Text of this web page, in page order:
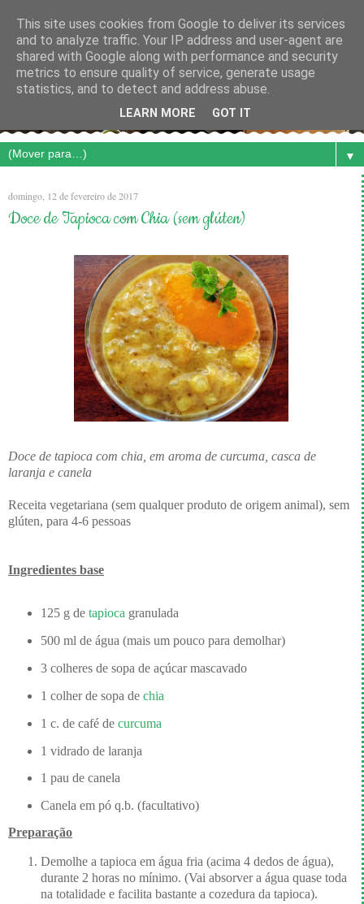
▼
domingo, 12 de fevereiro de 2017
Doce de Tapioca com Chia (sem glúten)
Doce de tapioca com chia, em aroma de curcuma, casca de
laranja e canela
Receita vegetariana (sem qualquer produto de origem animal), sem
glúten, para 4-6 pessoas
Ingredientes base
125 g de tapioca granulada
500 ml de água (mais um pouco para demolhar)
3 colheres de sopa de açúcar mascavado
1 colher de sopa de chia
1 c. de café de curcuma
1 vidrado de laranja
1 pau de canela
Canela em pó q.b. (facultativo)
Preparação
Demolhe a tapioca em água fria (acima 4 dedos de água),
durante 2 horas no mínimo. (Vai absorver a água quase toda
na totalidade e facilita bastante a cozedura da tapioca).
This site uses cookies from Google to deliver its services
and to analyze traffic. Your IP address and user-agent are
shared with Google along with performance and security
metrics to ensure quality of service, generate usage
statistics, and to detect and address abuse.
LEARN MORE GOT IT